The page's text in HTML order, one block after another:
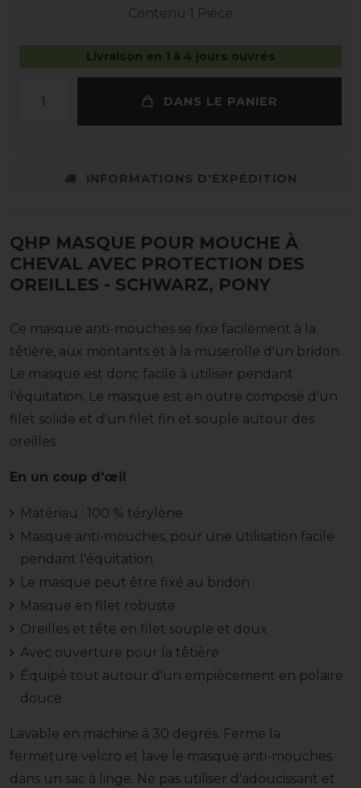
Contenu 1 Pièce
Livraison en 1 à 4 jours ouvrés
DANS LE PANIER
INFORMATIONS D'EXPÉDITION
QHP MASQUE POUR MOUCHE À
CHEVAL AVEC PROTECTION DES
OREILLES - SCHWARZ, PONY
Ce masque anti-mouches se fixe facilement à la
têtière, aux montants et à la muserolle d'un bridon.
Le masque est donc facile à utiliser pendant
l'équitation. Le masque est en outre composé d'un
filet solide et d'un filet fin et souple autour des
oreilles.
En un coup d'œil
Matériau : 100 % térylène
Masque anti-mouches, pour une utilisation facile
pendant l'équitation
Le masque peut être fixé au bridon
Masque en filet robuste
Oreilles et tête en filet souple et doux
Avec ouverture pour la têtière
Équipé tout autour d'un empiècement en polaire
douce
Lavable en machine à 30 degrés. Ferme la
fermeture velcro et lave le masque anti-mouches
dans un sac à linge. Ne pas utiliser d'adoucissant et